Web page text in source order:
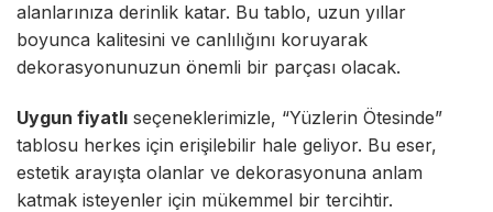
alanlarınıza derinlik katar. Bu tablo, uzun yıllar
boyunca kalitesini ve canlılığını koruyarak
dekorasyonunuzun önemli bir parçası olacak.
Uygun fiyatlı seçeneklerimizle, “Yüzlerin Ötesinde”
tablosu herkes için erişilebilir hale geliyor. Bu eser,
estetik arayışta olanlar ve dekorasyonuna anlam
katmak isteyenler için mükemmel bir tercihtir.